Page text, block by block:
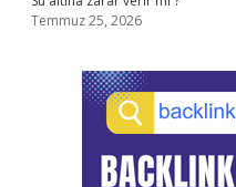
Temmuz 25, 2026